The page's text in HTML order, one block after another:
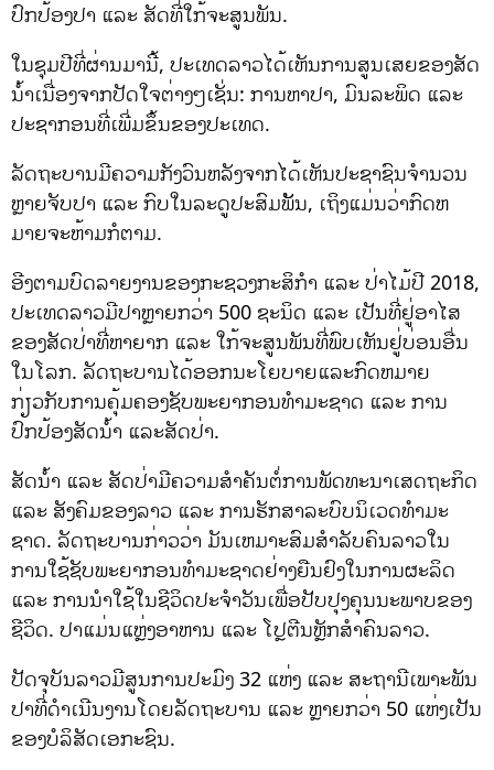
ປົກປ້ອງປາ ແລະ ສັດທີ່ໃກ້ຈະສູນພັນ.
ໃນຊຸມປີທີ່ຜ່ານມານີ້, ປະເທດລາວໄດ້ເຫັນການສູນເສຍຂອງສັດ
ນ້ຳເນື່ອງຈາກປັດໃຈຕ່າງໆເຊັ່ນ: ການຫາປາ, ມົນລະພິດ ແລະ
ປະຊາກອນທີ່ເພີ່ມຂຶ້ນຂອງປະເທດ.
ລັດຖະບານມີຄວາມກັງວົນຫລັງຈາກໄດ້ເຫັນປະຊາຊົນຈໍານວນ
ຫຼາຍຈັບປາ ແລະ ກົບໃນລະດູປະສົມພັັນ, ເຖິງແມ່ນວ່າກົດຫ
ມາຍຈະຫ້າມກໍຕາມ.
ອີງຕາມບົດລາຍງານຂອງກະຊວງກະສິກໍາ ແລະ ປ່າໄມ້ປີ 2018,
ປະເທດລາວມີປາຫຼາຍກວ່າ 500 ຊະນິດ ແລະ ເປັນທີ່ຢູ່ອາໄສ
ຂອງສັດປ່າທີ່ຫາຍາກ ແລະ ໃກ້ຈະສູນພັນທີ່ພົບເຫັນຢູ່ບ່ອນອື່ນ
ໃນໂລກ. ລັດຖະບານໄດ້ອອກນະໂຍບາຍແລະກົດຫມາຍ
ກ່ຽວກັບການຄຸ້ມຄອງຊັບພະຍາກອນທໍາມະຊາດ ແລະ ການ
ປົກປ້ອງສັດນ້ຳ ແລະສັດປ່າ.
ສັດນ້ຳ ແລະ ສັດປ່າມີຄວາມສໍາຄັນຕໍ່ການພັດທະນາເສດຖະກິດ
ແລະ ສັງຄົມຂອງລາວ ແລະ ການຮັກສາລະບົບນິເວດທໍາມະ
ຊາດ. ລັດຖະບານກ່າວວ່າ ມັນເຫມາະສົມສໍາລັບຄົນລາວໃນ
ການໃຊ້ຊັບພະຍາກອນທໍາມະຊາດຢ່າງຍືນຢົງໃນການຜະລິດ
ແລະ ການນຳໃຊ້ໃນຊີວິດປະຈໍາວັນເພື່ອປັບປຸງຄຸນນະພາບຂອງ
ຊີວິດ. ປາແມ່ນແຫຼ່ງອາຫານ ແລະ ໂປຼຕີນຫຼັກສໍາຄົນລາວ.
ປັດຈຸບັນລາວມີສູນການປະມົງ 32 ແຫ່ງ ແລະ ສະຖານີເພາະພັນ
ປາທີ່ດໍາເນີນງານໂດຍລັດຖະບານ ແລະ ຫຼາຍກວ່າ 50 ແຫ່ງເປັນ
ຂອງບໍລິສັດເອກະຊົນ.